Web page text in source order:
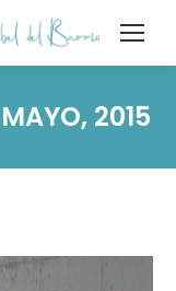
MAYO, 2015